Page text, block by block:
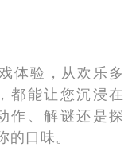
体验，从欢乐多
都能让您沉浸在
作、解谜还是探
口味。